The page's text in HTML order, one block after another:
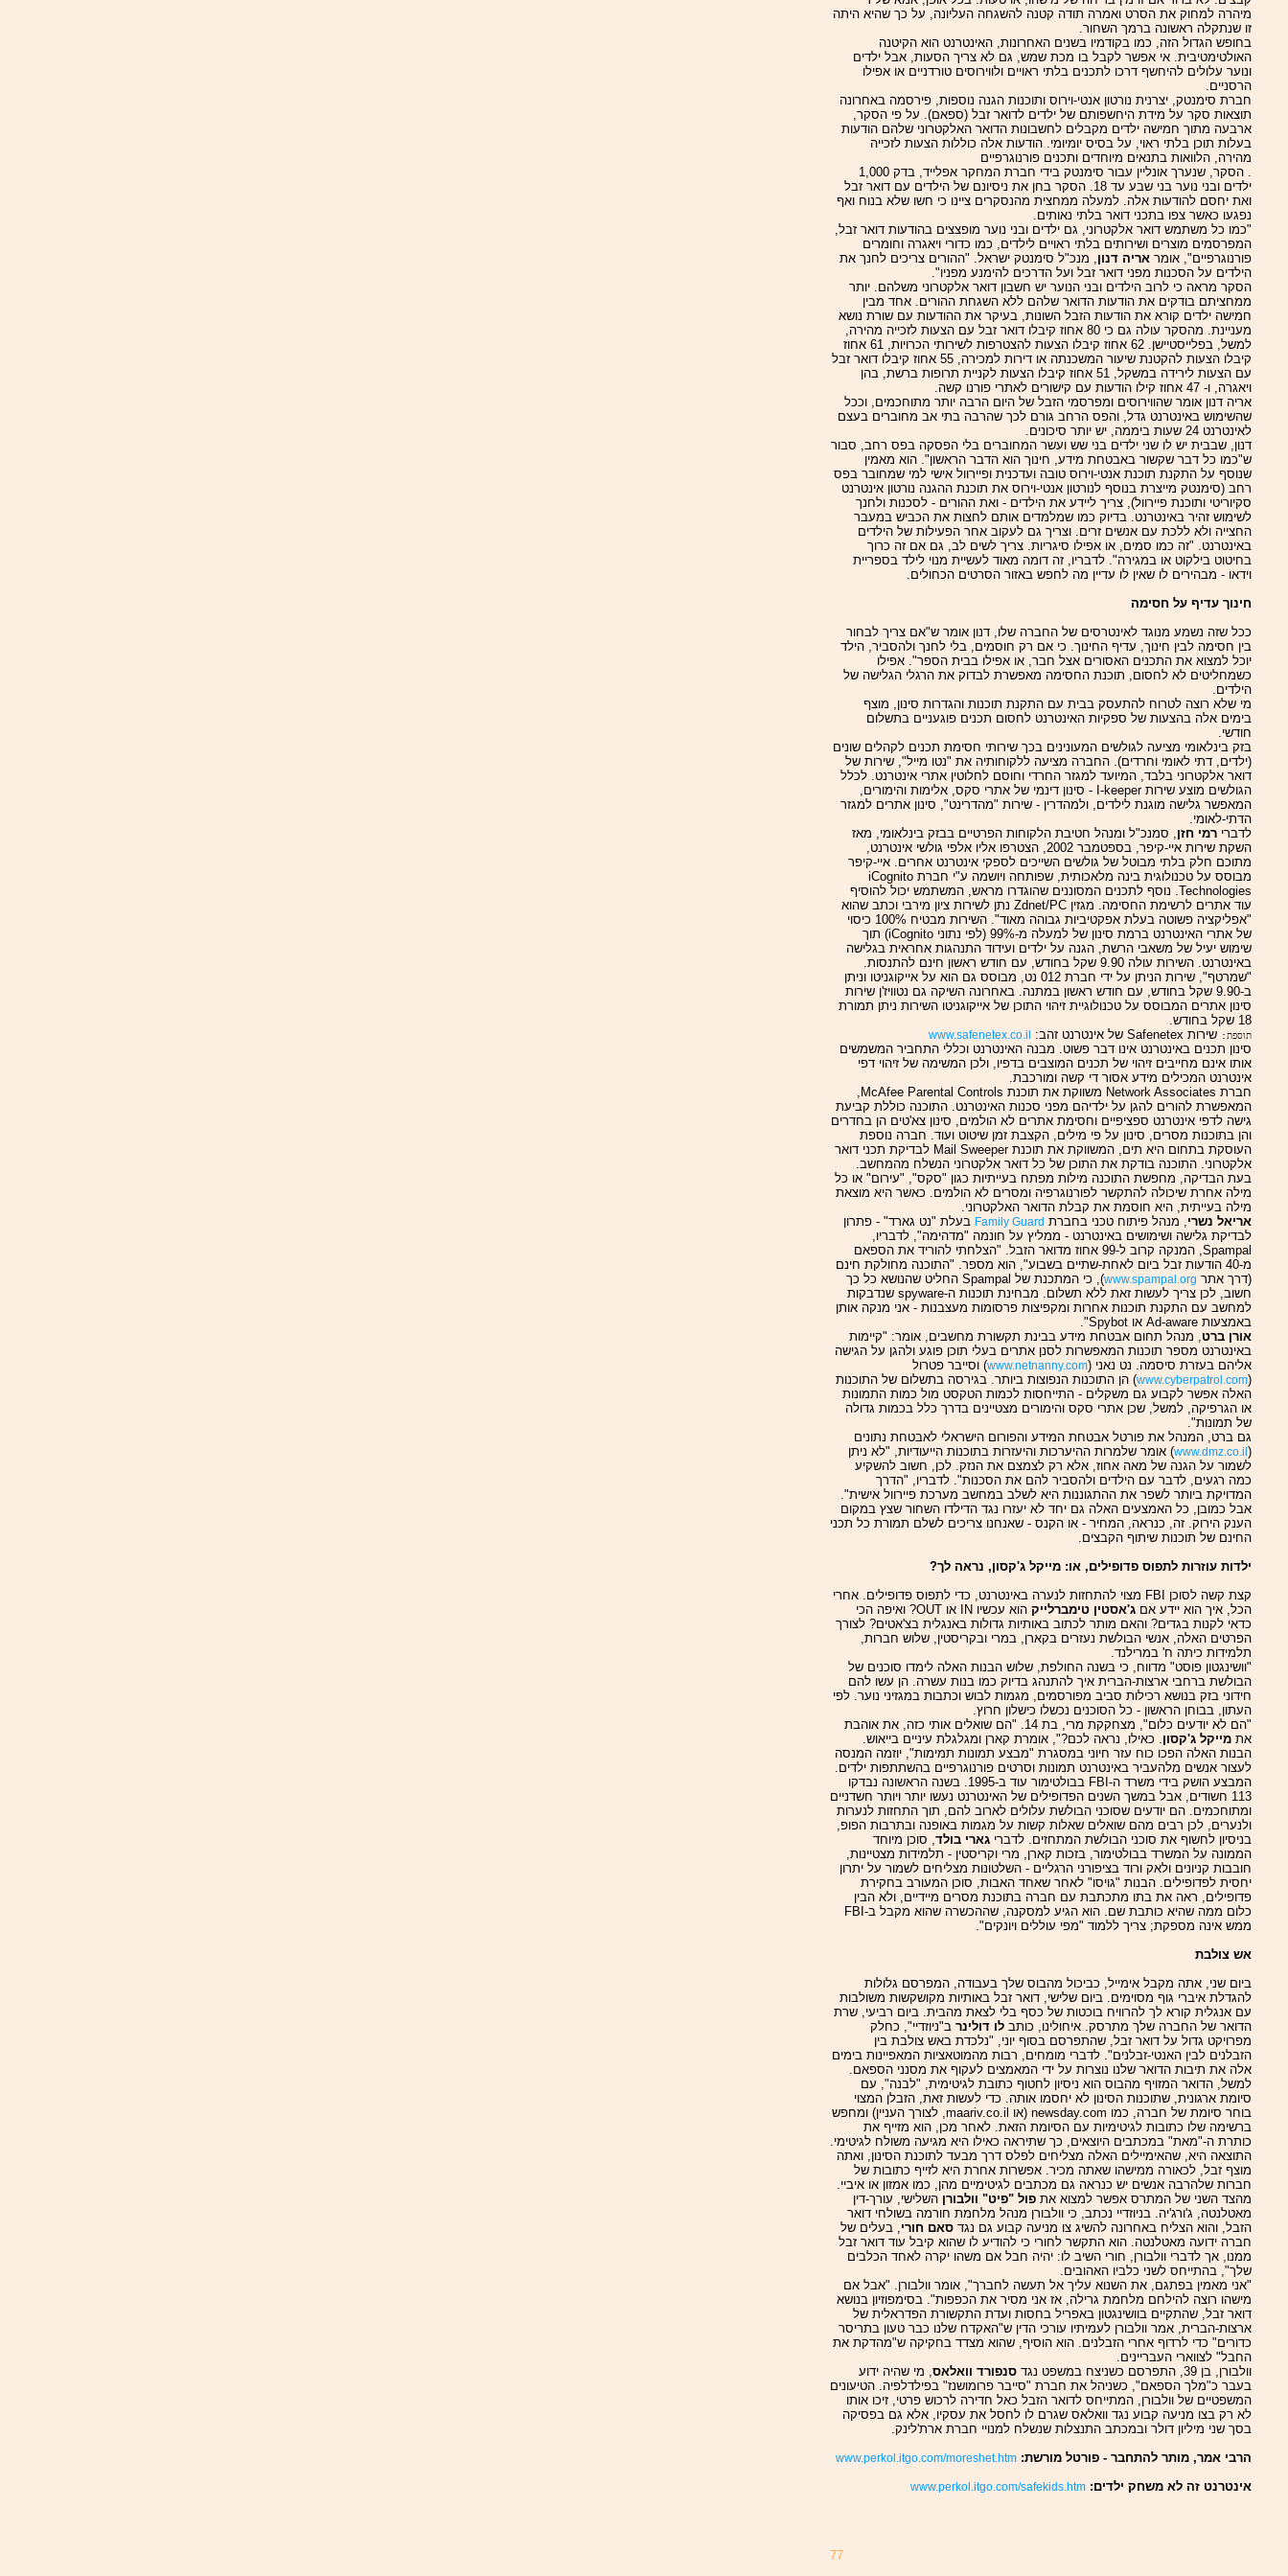
מיהרה למחוק את הסרט ואמרה תודה קטנה להשגחה העליונה, על כך שהיא היתה
זו שנתקלה ראשונה ברמך השחור.
בחופש הגדול הזה, כמו בקודמיו בשנים האחרונות, האינטרנט הוא הקיטנה
האולטימטיבית. אי אפשר לקבל בו מכת שמש, גם לא צריך הסעות, אבל ילדים
ונוער עלולים להיחשף דרכו לתכנים בלתי ראויים ולווירוסים טורדניים או אפילו
הרסניים.
חברת סימנטק, יצרנית נורטון אנטי-וירוס ותוכנות הגנה נוספות, פירסמה באחרונה
תוצאות סקר על מידת היחשפותם של ילדים לדואר זבל (ספאם). על פי הסקר,
ארבעה מתוך חמישה ילדים מקבלים לחשבונות הדואר האלקטרוני שלהם הודעות
בעלות תוכן בלתי ראוי, על בסיס יומיומי. הודעות אלה כוללות הצעות לזכייה
מהירה, הלוואות בתנאים מיוחדים ותכנים פורנוגרפיים
. הסקר, שנערך אונליין עבור סימנטק בידי חברת המחקר אפלייד, בדק 1,000
ילדים ובני נוער בני שבע עד 18. הסקר בחן את ניסיונם של הילדים עם דואר זבל
ואת יחסם להודעות אלה. למעלה ממחצית מהנסקרים ציינו כי חשו שלא בנוח ואף
נפגעו כאשר צפו בתכני דואר בלתי נאותים.
"כמו כל משתמש דואר אלקטרוני, גם ילדים ובני נוער מופצצים בהודעות דואר זבל,
המפרסמים מוצרים ושירותים בלתי ראויים לילדים, כמו כדורי ויאגרה וחומרים
פורנוגרפיים", אומר אריה דנון, מנכ"ל סימנטק ישראל. "ההורים צריכים לחנך את
הילדים על הסכנות מפני דואר זבל ועל הדרכים להימנע מפניו".
הסקר מראה כי לרוב הילדים ובני הנוער יש חשבון דואר אלקטרוני משלהם. יותר
ממחציתם בודקים את הודעות הדואר שלהם ללא השגחת ההורים. אחד מבין
חמישה ילדים קורא את הודעות הזבל השונות, בעיקר את ההודעות עם שורת נושא
מעניינת. מהסקר עולה גם כי 80 אחוז קיבלו דואר זבל עם הצעות לזכייה מהירה,
למשל, בפלייסטיישן. 62 אחוז קיבלו הצעות להצטרפות לשירותי הכרויות, 61 אחוז
קיבלו הצעות להקטנת שיעור המשכנתה או דירות למכירה, 55 אחוז קיבלו דואר זבל
עם הצעות לירידה במשקל, 51 אחוז קיבלו הצעות לקניית תרופות ברשת, בהן
ויאגרה, ו- 47 אחוז קילו הודעות עם קישורים לאתרי פורנו קשה.
אריה דנון אומר שהווירוסים ומפרסמי הזבל של היום הרבה יותר מתוחכמים, וככל
שהשימוש באינטרנט גדל, והפס הרחב גורם לכך שהרבה בתי אב מחוברים בעצם
לאינטרנט 24 שעות ביממה, יש יותר סיכונים.
דנון, שבבית יש לו שני ילדים בני שש ועשר המחוברים בלי הפסקה בפס רחב, סבור
ש"כמו כל דבר שקשור באבטחת מידע, חינוך הוא הדבר הראשון". הוא מאמין
שנוסף על התקנת תוכנת אנטי-וירוס טובה ועדכנית ופיירוול אישי למי שמחובר בפס
רחב (סימנטק מייצרת בנוסף לנורטון אנטי-וירוס את תוכנת ההגנה נורטון אינטרנט
סקיוריטי ותוכנת פיירוול), צריך ליידע את הילדים - ואת ההורים - לסכנות ולחנך
לשימוש זהיר באינטרנט. בדיוק כמו שמלמדים אותם לחצות את הכביש במעבר
החצייה ולא ללכת עם אנשים זרים. וצריך גם לעקוב אחר הפעילות של הילדים
באינטרנט. "זה כמו סמים, או אפילו סיגריות. צריך לשים לב, גם אם זה כרוך
בחיטוט בילקוט או במגירה". לדבריו, זה דומה מאוד לעשיית מנוי לילד בספריית
וידאו - מבהירים לו שאין לו עדיין מה לחפש באזור הסרטים הכחולים.
חינוך עדיף על חסימה
ככל שזה נשמע מנוגד לאינטרסים של החברה שלו, דנון אומר ש"אם צריך לבחור
בין חסימה לבין חינוך, עדיף החינוך. כי אם רק חוסמים, בלי לחנך ולהסביר, הילד
יוכל למצוא את התכנים האסורים אצל חבר, או אפילו בבית הספר". אפילו
כשמחליטים לא לחסום, תוכנת החסימה מאפשרת לבדוק את הרגלי הגלישה של
הילדים.
מי שלא רוצה לטרוח להתעסק בבית עם התקנת תוכנות והגדרות סינון, מוצף
בימים אלה בהצעות של ספקיות האינטרנט לחסום תכנים פוגעניים בתשלום
חודשי.
בזק בינלאומי מציעה לגולשים המעונינים בכך שירותי חסימת תכנים לקהלים שונים
(ילדים, דתי לאומי וחרדים). החברה מציעה ללקוחותיה את "נטו מייל", שירות של
דואר אלקטרוני בלבד, המיועד למגזר החרדי וחוסם לחלוטין אתרי אינטרנט. לכלל
הגולשים מוצע שירות I-keeper - סינון דינמי של אתרי סקס, אלימות והימורים,
המאפשר גלישה מוגנת לילדים, ולמהדרין - שירות "מהדרינט", סינון אתרים למגזר
הדתי-לאומי.
לדברי רמי חזן, סמנכ"ל ומנהל חטיבת הלקוחות הפרטיים בבזק בינלאומי, מאז
השקת שירות איי-קיפר, בספטמבר 2002, הצטרפו אליו אלפי גולשי אינטרנט,
מתוכם חלק בלתי מבוטל של גולשים השייכים לספקי אינטרנט אחרים. איי-קיפר
מבוסס על טכנולוגית בינה מלאכותית, שפותחה ויושמה ע"י חברת iCognito
Technologies. נוסף לתכנים המסוננים שהוגדרו מראש, המשתמש יכול להוסיף
עוד אתרים לרשימת החסימה. מגזין Zdnet/PC נתן לשירות ציון מירבי וכתב שהוא
"אפליקציה פשוטה בעלת אפקטיביות גבוהה מאוד". השירות מבטיח 100% כיסוי
של אתרי האינטרנט ברמת סינון של למעלה מ-99% (לפי נתוני iCognito) תוך
שימוש יעיל של משאבי הרשת, הגנה על ילדים ועידוד התנהגות אחראית בגלישה
באינטרנט. השירות עולה 9.90 שקל בחודש, עם חודש ראשון חינם להתנסות.
"שמרטף", שירות הניתן על ידי חברת 012 נט, מבוסס גם הוא על אייקוגניטו וניתן
ב-9.90 שקל בחודש, עם חודש ראשון במתנה. באחרונה השיקה גם נטוויז'ן שירות
סינון אתרים המבוסס על טכנולוגיית זיהוי התוכן של אייקוגניטו השירות ניתן תמורת
18 שקל בחודש.
תוספת: שירות Safenetex של אינטרנט זהב: www.safenetex.co.il
סינון תכנים באינטרנט אינו דבר פשוט. מבנה האינטרנט וכללי התחביר המשמשים
אותו אינם מחייבים זיהוי של תכנים המוצבים בדפיו, ולכן המשימה של זיהוי דפי
אינטרנט המכילים מידע אסור די קשה ומורכבת.
חברת Network Associates משווקת את תוכנת McAfee Parental Controls,
המאפשרת להורים להגן על ילדיהם מפני סכנות האינטרנט. התוכנה כוללת קביעת
גישה לדפי אינטרנט ספציפיים וחסימת אתרים לא הולמים, סינון צא'טים הן בחדרים
והן בתוכנות מסרים, סינון על פי מילים, הקצבת זמן שיטוט ועוד. חברה נוספת
העוסקת בתחום היא תים, המשווקת את תוכנת Mail Sweeper לבדיקת תכני דואר
אלקטרוני. התוכנה בודקת את התוכן של כל דואר אלקטרוני הנשלח מהמחשב.
בעת הבדיקה, מחפשת התוכנה מילות מפתח בעייתיות כגון "סקס", "עירום" או כל
מילה אחרת שיכולה להתקשר לפורנוגרפיה ומסרים לא הולמים. כאשר היא מוצאת
מילה בעייתית, היא חוסמת את קבלת הדואר האלקטרוני.
אריאל נשרי, מנהל פיתוח טכני בחברת Family Guard בעלת "נט גארד" - פתרון
לבדיקת גלישה ושימושים באינטרנט - ממליץ על חונמה "מדהימה", לדבריו,
Spampal, המנקה קרוב ל-99 אחוז מדואר הזבל. "הצלחתי להוריד את הספאם
מ-40 הודעות זבל ביום לאחת-שתיים בשבוע", הוא מספר. "התוכנה מחולקת חינם
(דרך אתר www.spampal.org
), כי המתכנת של Spampal החליט שהנושא כל כך
חשוב, לכן צריך לעשות זאת ללא תשלום. מבחינת תוכנות ה-spyware שנדבקות
למחשב עם התקנת תוכנות אחרות ומקפיצות פרסומות מעצבנות - אני מנקה אותן
באמצעות Ad-aware או Spybot".
אורן ברט, מנהל תחום אבטחת מידע בבינת תקשורת מחשבים, אומר: "קיימות
באינטרנט מספר תוכנות המאפשרות לסנן אתרים בעלי תוכן פוגע ולהגן על הגישה
אליהם בעזרת סיסמה. נט נאני (www.netnanny.com) וסייבר פטרול
(
www.cyberpatrol.com) הן התוכנות הנפוצות ביותר. בגירסה בתשלום של התוכנות
האלה אפשר לקבוע גם משקלים - התייחסות לכמות הטקסט מול כמות התמונות
או הגרפיקה, למשל, שכן אתרי סקס והימורים מצטיינים בדרך כלל בכמות גדולה
של תמונות".
גם ברט, המנהל את פורטל אבטחת המידע והפורום הישראלי לאבטחת נתונים
(
www.dmz.co.il) אומר שלמרות ההיערכות והיעזרות בתוכנות הייעודיות, "לא ניתן
לשמור על הגנה של מאה אחוז, אלא רק לצמצם את הנזק. לכן, חשוב להשקיע
כמה רגעים, לדבר עם הילדים ולהסביר להם את הסכנות". לדבריו, "הדרך
המדויקת ביותר לשפר את ההתגוננות היא לשלב במחשב מערכת פיירוול אישית".
אבל כמובן, כל האמצעים האלה גם יחד לא יעזרו נגד הדילדו השחור שצץ במקום
הענק הירוק. זה, כנראה, המחיר - או הקנס - שאנחנו צריכים לשלם תמורת כל תכני
החינם של תוכנות שיתוף הקבצים.
ילדות עוזרות לתפוס פדופילים, או: מייקל ג'קסון, נראה לך?
קצת קשה לסוכן FBI מצוי להתחזות לנערה באינטרנט, כדי לתפוס פדופילים. אחרי
הכל, איך הוא יידע אם ג'אסטין טימברלייק
הוא עכשיו IN או OUT? ואיפה הכי
כדאי לקנות בגדים? והאם מותר לכתוב באותיות גדולות באנגלית בצ'אטים? לצורך
הפרטים האלה, אנשי הבולשת נעזרים בקארן, במרי ובקריסטין, שלוש חברות,
תלמידות כיתה ח' במרילנד.
"וושינגטון פוסט" מדווח, כי בשנה החולפת, שלוש הבנות האלה לימדו סוכנים של
הבולשת ברחבי ארצות-הברית איך להתנהג בדיוק כמו בנות עשרה. הן עשו להם
חידוני בזק בנושא רכילות סביב מפורסמים, מגמות לבוש וכתבות במגזיני נוער. לפי
העתון, בבוחן הראשון - כל הסוכנים נכשלו כישלון חרוץ.
"הם לא יודעים כלום", מצחקקת מרי, בת 14. "הם שואלים אותי כזה, את אוהבת
את מייקל ג'קסון. כאילו, נראה לכם?", אומרת קארן ומגלגלת עיניים בייאוש.
הבנות האלה הפכו כוח עזר חיוני במסגרת "מבצע תמונות תמימות", יוזמה המנסה
לעצור אנשים מלהעביר באינטרנט תמונות וסרטים פורנוגרפיים בהשתתפות ילדים.
המבצע הושק בידי משרד ה-FBI בבולטימור עוד ב-1995. בשנה הראשונה נבדקו
113 חשודים, אבל במשך השנים הפדופילים של האינטרנט נעשו יותר ויותר חשדניים
ומתוחכמים. הם יודעים שסוכני הבולשת עלולים לארוב להם, תוך התחזות לנערות
ולנערים, לכן רבים מהם שואלים שאלות קשות על מגמות באופנה ובתרבות הפופ,
בניסיון לחשוף את סוכני הבולשת המתחזים. לדברי גארי בולד, סוכן מיוחד
הממונה על המשרד בבולטימור, בזכות קארן, מרי וקריסטין - תלמידות מצטיינות,
חובבות קניונים ולאק ורוד בציפורני הרגליים - השלטונות מצליחים לשמור על יתרון
יחסית לפדופילים. הבנות "גויסו" לאחר שאחד האבות, סוכן המעורב בחקירת
פדופילים, ראה את בתו מתכתבת עם חברה בתוכנת מסרים מיידיים, ולא הבין
כלום ממה שהיא כותבת שם. הוא הגיע למסקנה, שההכשרה שהוא מקבל ב-FBI
ממש אינה מספקת; צריך ללמוד "מפי עוללים ויונקים".
אש צולבת
ביום שני, אתה מקבל אימייל, כביכול מהבוס שלך בעבודה, המפרסם גלולות
להגדלת איברי גוף מסוימים. ביום שלישי, דואר זבל באותיות מקושקשות משולבות
עם אנגלית קורא לך להרוויח בוכטות של כסף בלי לצאת מהבית. ביום רביעי, שרת
הדואר של החברה שלך מתרסק. איחולינו, כותב לו דולינר ב"ניוזדיי", כחלק
מפרויקט גדול על דואר זבל, שהתפרסם בסוף יוני, "נלכדת באש צולבת בין
הזבלנים לבין האנטי-זבלנים". לדברי מומחים, רבות מהמוטאציות המאפיינות בימים
אלה את תיבות הדואר שלנו נוצרות על ידי המאמצים לעקוף את מסנני הספאם.
למשל, הדואר המזויף מהבוס הוא ניסיון לחטוף כתובת לגיטימית, "לבנה", עם
סיומת ארגונית, שתוכנות הסינון לא יחסמו אותה. כדי לעשות זאת, הזבלן המצוי
בוחר סיומת של חברה, כמו newsday.com (או maariv.co.il, לצורך העניין) ומחפש
ברשימה שלו כתובות לגיטימיות עם הסיומת הזאת. לאחר מכן, הוא מזייף את
כותרת ה-"מאת" במכתבים היוצאים, כך שתיראה כאילו היא מגיעה משולח לגיטימי.
התוצאה היא, שהאימיילים האלה מצליחים לפלס דרך מבעד לתוכנת הסינון, ואתה
מוצף זבל, לכאורה ממישהו שאתה מכיר. אפשרות אחרת היא לזייף כתובות של
חברות שלהרבה אנשים יש כנראה גם מכתבים לגיטימיים מהן, כמו אמזון או איביי.
מהצד השני של המתרס אפשר למצוא את פול "פיט" וולבורן השלישי, עורך-דין
מאטלנטה, ג'ורג'יה. בניוזדיי נכתב, כי וולבורן מנהל מלחמת חורמה בשולחי דואר
הזבל, והוא הצליח באחרונה להשיג צו מניעה קבוע גם נגד סאם חורי, בעלים של
חברה ידועה מאטלנטה. הוא התקשר לחורי כי להודיע לו שהוא קיבל עוד דואר זבל
ממנו, אך לדברי וולבורן, חורי השיב לו: יהיה חבל אם משהו יקרה לאחד הכלבים
שלך", בהתייחס לשני כלביו האהובים.
"אני מאמין בפתגם, את השנוא עליך אל תעשה לחברך", אומר וולבורן. "אבל אם
מישהו רוצה להילחם מלחמת גרילה, אז אני מסיר את הכפפות". בסימפוזיון בנושא
דואר זבל, שהתקיים בוושינגטון באפריל בחסות ועדת התקשורת הפדראלית של
ארצות-הברית, אמר וולבורן לעמיתיו עורכי הדין ש"האקדח שלנו כבר טעון בתריסר
כדורים" כדי לרדוף אחרי הזבלנים. הוא הוסיף, שהוא מצדד בחקיקה ש"מהדקת את
החבל" לצווארי העבריינים.
וולבורן, בן 39, התפרסם כשניצח במשפט נגד
סנפורד וואלאס, מי שהיה ידוע
בעבר כ"מלך הספאם", כשניהל את חברת "סייבר פרומושנז" בפילדלפיה. הטיעונים
המשפטיים של וולבורן, המתייחס לדואר הזבל כאל חדירה לרכוש פרטי, זיכו אותו
לא רק בצו מניעה קבוע נגד וואלאס שגרם לו לחסל את עסקיו, אלא גם בפסיקה
בסך שני מיליון דולר ובמכתב התנצלות שנשלח למנויי חברת ארת'לינק.
הרבי אמר, מותר להתחבר - פורטל מורשת: www.perkol.itgo.com/moreshet.htm
אינטרנט זה לא משחק ילדים: www.perkol.itgo.com/safekids.htm
77